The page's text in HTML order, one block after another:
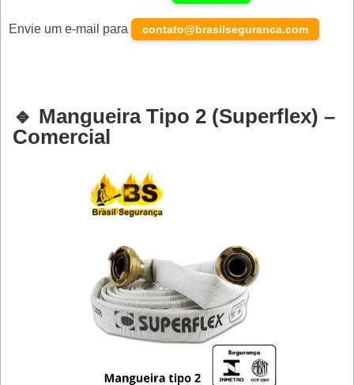
Envie um e-mail para contato@brasilseguranca.com
🔹 Mangueira Tipo 2 (Superflex) –
Comercial